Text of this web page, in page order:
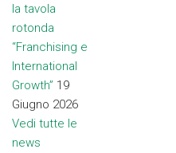
la tavola
rotonda
“Franchising e
International
Growth” 19
Giugno 2026
Vedi tutte le
news